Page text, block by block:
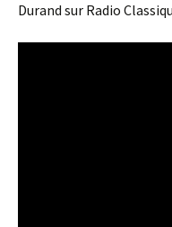
Durand sur Radio